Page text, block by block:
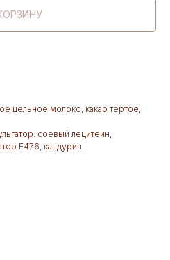
цельное молоко, какао тертое,
соевый лецитеин,
Е476, кандурин.